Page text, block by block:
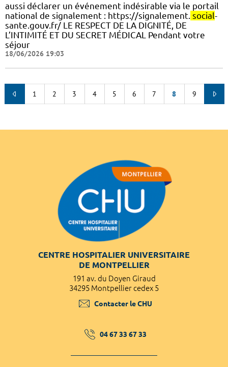
aussi déclarer un événement indésirable via le portail
national de signalement : https://signalement. social-
sante.gouv.fr/ LE RESPECT DE LA DIGNITÉ, DE
L’INTIMITÉ ET DU SECRET MÉDICAL Pendant votre
séjour
18/06/2026 19:03
1 2 3 4 5 6 7 8 9
CENTRE HOSPITALIER UNIVERSITAIRE
DE MONTPELLIER
191 av. du Doyen Giraud
34295 Montpellier cedex 5
Contacter le CHU
04 67 33 67 33